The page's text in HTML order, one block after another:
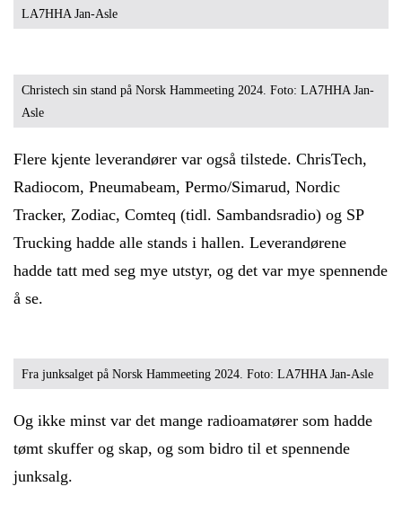
LA7HHA Jan-Asle
Christech sin stand på Norsk Hammeeting 2024. Foto: LA7HHA Jan-
Asle
Flere kjente leverandører var også tilstede. ChrisTech,
Radiocom, Pneumabeam, Permo/Simarud, Nordic
Tracker, Zodiac, Comteq (tidl. Sambandsradio) og SP
Trucking hadde alle stands i hallen. Leverandørene
hadde tatt med seg mye utstyr, og det var mye spennende
å se.
Fra junksalget på Norsk Hammeeting 2024. Foto: LA7HHA Jan-Asle
Og ikke minst var det mange radioamatører som hadde
tømt skuffer og skap, og som bidro til et spennende
junksalg.